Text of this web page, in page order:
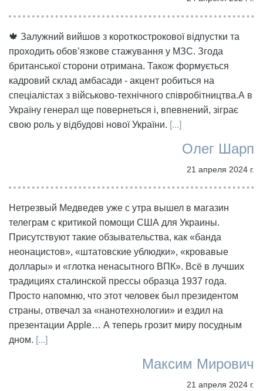
🍁 Залужний вийшов з короткострокової відпустки та
проходить обов’язкове стажування у МЗС. Згода
британської сторони отримана. Також формується
кадровий склад амбасади - акцент робиться на
спеціалістах з військово-технічного співробітництва.А в
Україну генерал ще повернеться і, впевнений, зіграє
свою роль у відбудові нової України. [...]
Олег Шарп
21 апреля 2024 г.
Нетрезвый Медведев уже с утра вышел в магазин
телеграм с критикой помощи США для Украины.
Присутствуют такие обзывательства, как «банда
неонацистов», «штатовские ублюдки», «кровавые
доллары» и «глотка ненасытного ВПК». Всё в лучших
традициях сталинской прессы образца 1937 года.
Просто напомню, что этот человек был президентом
страны, отвечал за «нанотехнологии» и ездил на
презентации Apple… А теперь грозит миру посудным
дном. [...]
Максим Мирович
21 апреля 2024 г.